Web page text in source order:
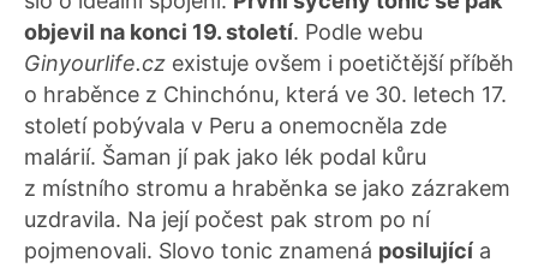
objevil na konci 19. století. Podle webu
Ginyourlife.cz existuje ovšem i poetičtější příběh
o hraběnce z Chinchónu, která ve 30. letech 17.
století pobývala v Peru a onemocněla zde
malárií. Šaman jí pak jako lék podal kůru
z místního stromu a hraběnka se jako zázrakem
uzdravila. Na její počest pak strom po ní
pojmenovali. Slovo tonic znamená posilující a